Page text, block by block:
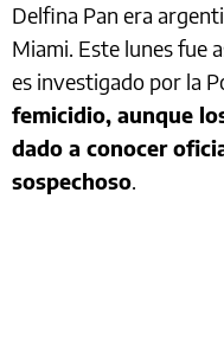
Delfina Pan era
Miami. Este lunes fue
es investigado por la
femicidio, aunque
dado a conocer
sospechoso.